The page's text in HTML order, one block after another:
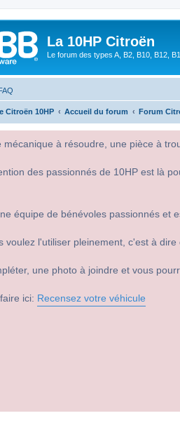
La 10HP Citroën
Le forum des types A, B2, B10, B12,
Citroën 10HP Accueil du forum Forum
mécanique à résoudre, une pièce à
des passionnés de 10HP est là
équipe de bénévoles passionnés et
voulez l'utiliser pleinement, c'est à
une photo à joindre et vous
ici: Recensez votre véhicule